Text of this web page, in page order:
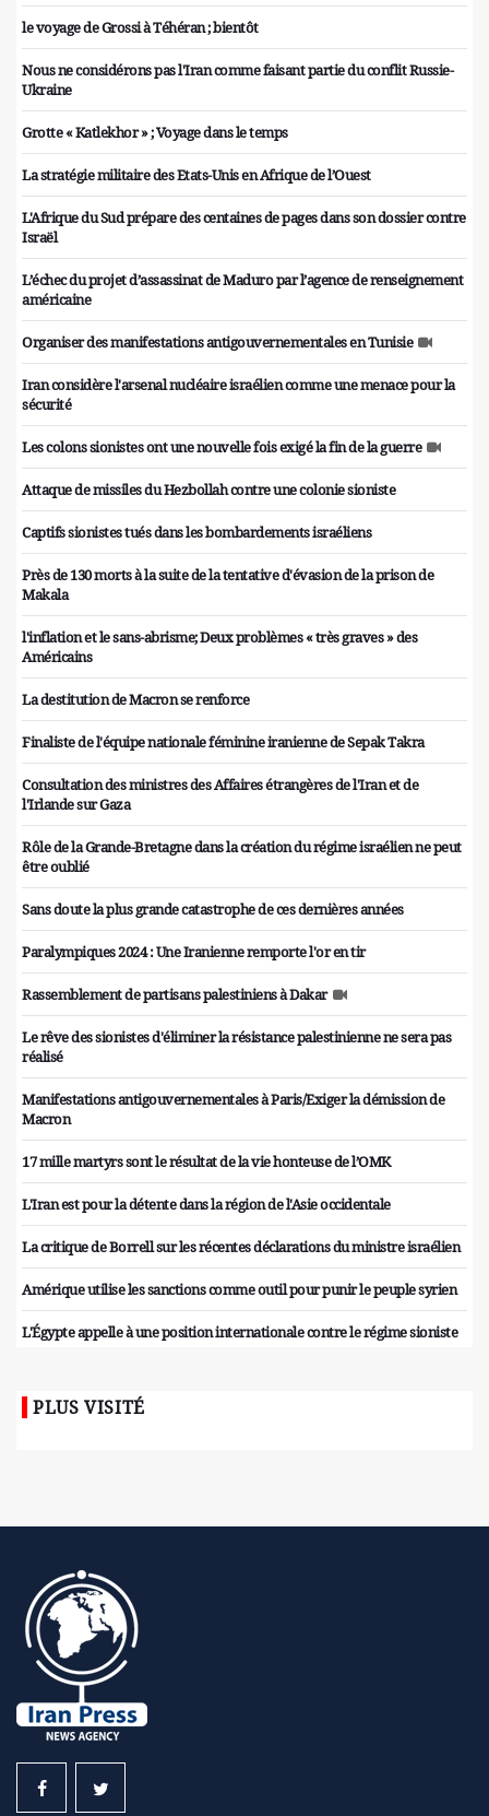
le voyage de Grossi à Téhéran ; bientôt
Nous ne considérons pas l'Iran comme faisant partie du conflit Russie-
Ukraine
Grotte « Katlekhor » ; Voyage dans le temps
La stratégie militaire des Etats-Unis en Afrique de l’Ouest
L'Afrique du Sud prépare des centaines de pages dans son dossier contre
Israël
L’échec du projet d’assassinat de Maduro par l’agence de renseignement
américaine
Organiser des manifestations antigouvernementales en Tunisie
Iran considère l'arsenal nucléaire israélien comme une menace pour la
sécurité
Les colons sionistes ont une nouvelle fois exigé la fin de la guerre
Attaque de missiles du Hezbollah contre une colonie sioniste
Captifs sionistes tués dans les bombardements israéliens
Près de 130 morts à la suite de la tentative d'évasion de la prison de
Makala
l'inflation et le sans-abrisme; Deux problèmes « très graves » des
Américains
La destitution de Macron se renforce
Finaliste de l'équipe nationale féminine iranienne de Sepak Takra
Consultation des ministres des Affaires étrangères de l'Iran et de
l'Irlande sur Gaza
Rôle de la Grande-Bretagne dans la création du régime israélien ne peut
être oublié
Sans doute la plus grande catastrophe de ces dernières années
Paralympiques 2024 : Une Iranienne remporte l'or en tir
Rassemblement de partisans palestiniens à Dakar
Le rêve des sionistes d'éliminer la résistance palestinienne ne sera pas
réalisé
Manifestations antigouvernementales à Paris/Exiger la démission de
Macron
17 mille martyrs sont le résultat de la vie honteuse de l’OMK
L'Iran est pour la détente dans la région de l'Asie occidentale
La critique de Borrell sur les récentes déclarations du ministre israélien
Amérique utilise les sanctions comme outil pour punir le peuple syrien
L'Égypte appelle à une position internationale contre le régime sioniste
PLUS VISITÉ